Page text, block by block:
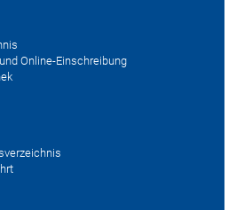
Online-Einschreibung